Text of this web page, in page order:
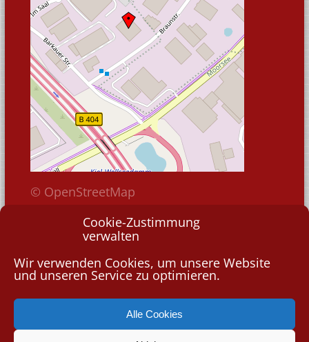
Cookie-Zustimmung
verwalten
Wir verwenden Cookies, um unsere Website
und unseren Service zu optimieren.
Alle Cookies
© OpenStreetMap
©2026 DRAHT-WERNER Automatik GmbH